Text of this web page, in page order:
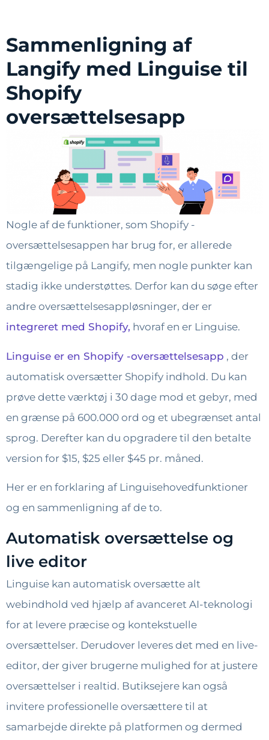
Sammenligning af
Langify med Linguise til
Shopify
oversættelsesapp
Nogle af de funktioner, som Shopify -
oversættelsesappen har brug for, er allerede
tilgængelige på Langify, men nogle punkter kan
stadig ikke understøttes. Derfor kan du søge efter
andre oversættelsesappløsninger, der er
integreret med Shopify, hvoraf en er Linguise.
Linguise er en Shopify -oversættelsesapp , der
automatisk oversætter Shopify indhold. Du kan
prøve dette værktøj i 30 dage mod et gebyr, med
en grænse på 600.000 ord og et ubegrænset antal
sprog. Derefter kan du opgradere til den betalte
version for $15, $25 eller $45 pr. måned.
Her er en forklaring af Linguisehovedfunktioner
og en sammenligning af de to.
Automatisk oversættelse og
live editor
Linguise kan automatisk oversætte alt
webindhold ved hjælp af avanceret AI-teknologi
for at levere præcise og kontekstuelle
oversættelser. Derudover leveres det med en live-
editor, der giver brugerne mulighed for at justere
oversættelser i realtid. Butiksejere kan også
invitere professionelle oversættere til at
samarbejde direkte på platformen og dermed